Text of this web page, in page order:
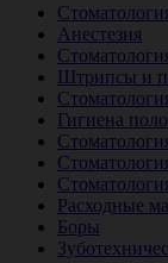
Анестезия
Штрипсы и
Гигиена
Расходные
Боры